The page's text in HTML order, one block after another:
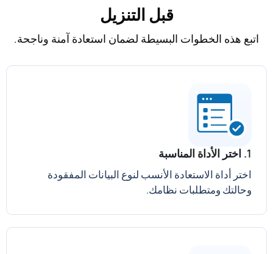
قبل التنزيل
اتبع هذه الخطوات البسيطة لضمان استعادة آمنة وناجحة.
1. اختر الأداة المناسبة
اختر أداة الاستعادة الأنسب لنوع البيانات المفقودة
وحالتك ومتطلبات نظامك.